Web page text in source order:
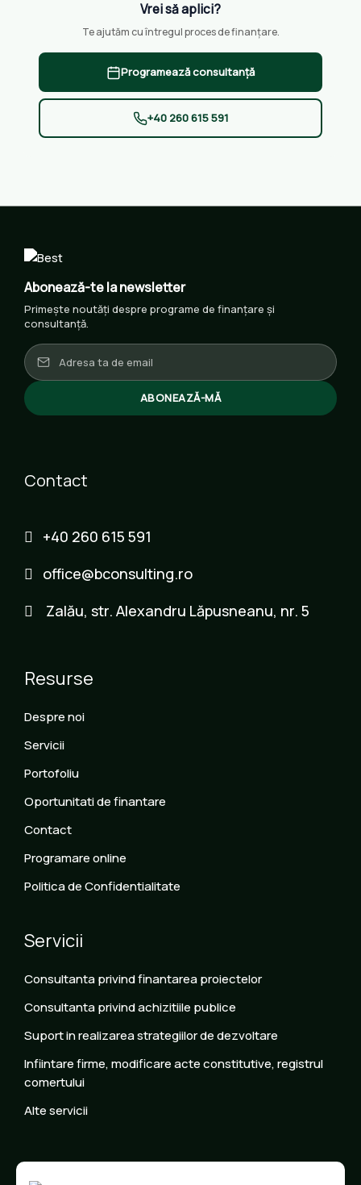
Vrei să aplici?
Te ajutăm cu întregul proces de finanțare.
Programează consultanță
+40 260 615 591
Abonează-te la newsletter
Primește noutăți despre programe de finanțare și
consultanță.
ABONEAZĂ-MĂ
Contact
+40 260 615 591
office@bconsulting.ro
Zalău, str. Alexandru Lăpusneanu, nr. 5
Resurse
Despre noi
Servicii
Portofoliu
Oportunitati de finantare
Contact
Programare online
Politica de Confidentialitate
Servicii
Consultanta privind finantarea proiectelor
Consultanta privind achizitiile publice
Suport in realizarea strategiilor de dezvoltare
Infiintare firme, modificare acte constitutive, registrul
comertului
Alte servicii